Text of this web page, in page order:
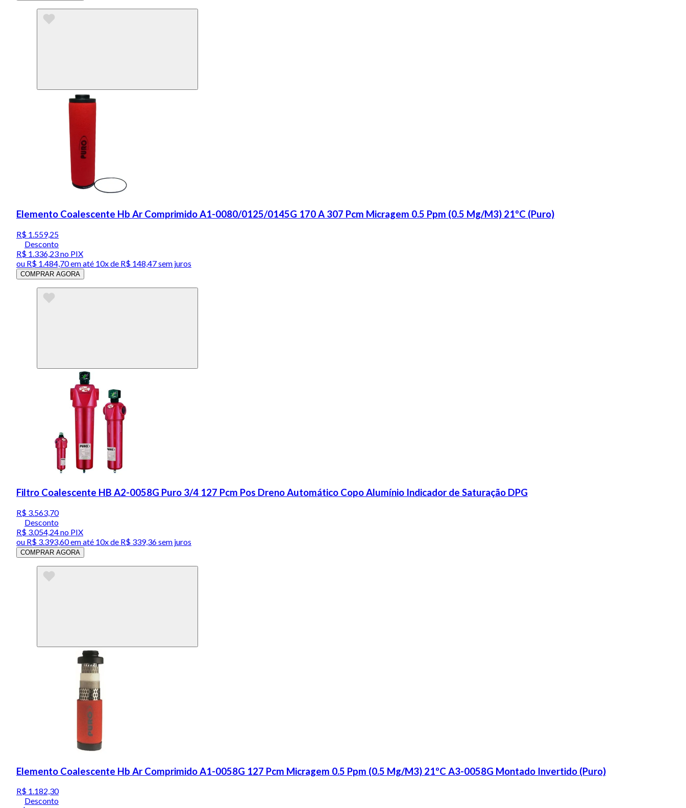
Elemento Coalescente Hb Ar Comprimido A1-0080/0125/0145G 170 A 307 Pcm Micragem 0.5 Ppm (0.5 Mg/M3) 21ºC (Puro)
R$ 1.559,25
Desconto
R$ 1.336,23no PIX
ou R$ 1.484,70em até 10x de R$ 148,47 sem juros
COMPRAR AGORA
Filtro Coalescente HB A2-0058G Puro 3/4 127 Pcm Pos Dreno Automático Copo Alumínio Indicador de Saturação DPG
R$ 3.563,70
Desconto
R$ 3.054,24no PIX
ou R$ 3.393,60em até 10x de R$ 339,36 sem juros
COMPRAR AGORA
Elemento Coalescente Hb Ar Comprimido A1-0058G 127 Pcm Micragem 0.5 Ppm (0.5 Mg/M3) 21ºC A3-0058G Montado Invertido (Puro)
R$ 1.182,30
Desconto